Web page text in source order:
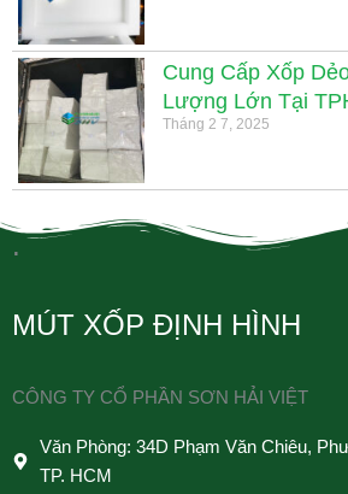
Cung Cấp Xốp
Lượng Lớn Tại
Tháng 2 7, 2025
.
MÚT XỐP ĐỊNH HÌNH
CÔNG TY CỔ PHẦN SƠN HẢI VIỆT
Văn Phòng: 34D Phạm Văn Chiêu,
TP. HCM